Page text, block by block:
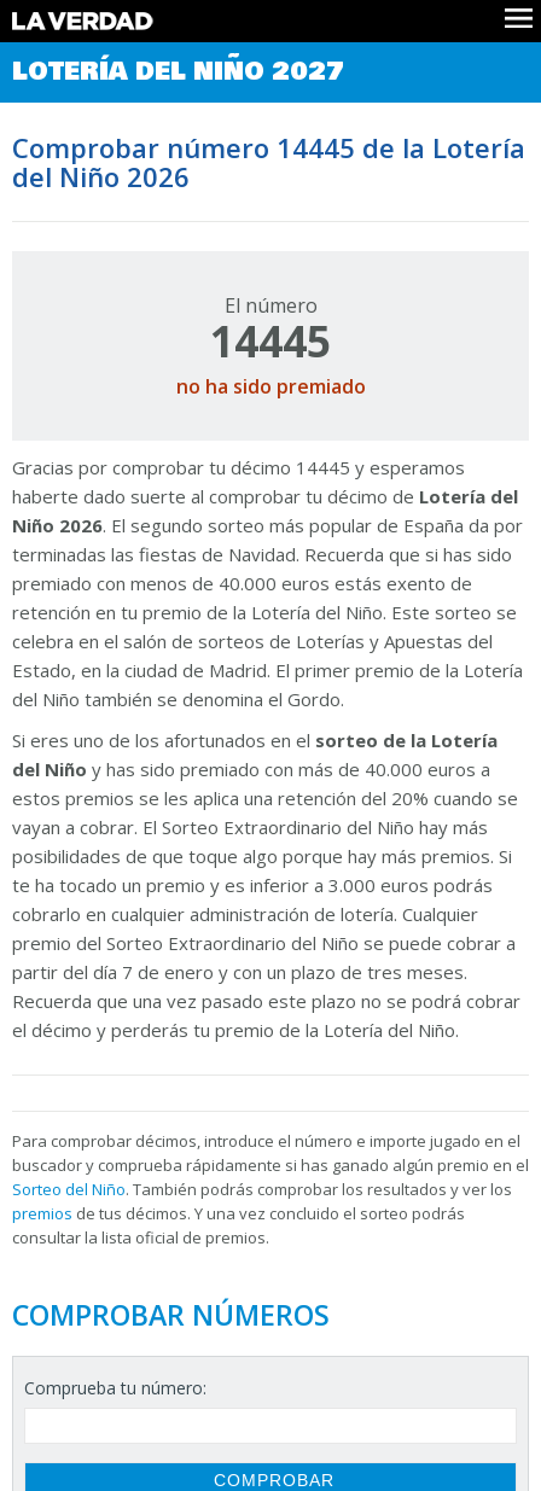
Comprobar Loteria del Niño
Premios
Noticias
Datos
Historia
LOTERÍA DEL NIÑO 2027
Comprobar número 14445 de la Lotería
del Niño 2026
El número
14445
no ha sido premiado
Gracias por comprobar tu décimo 14445 y esperamos
haberte dado suerte al comprobar tu décimo de Lotería del
Niño 2026. El segundo sorteo más popular de España da por
terminadas las fiestas de Navidad. Recuerda que si has sido
premiado con menos de 40.000 euros estás exento de
retención en tu premio de la Lotería del Niño. Este sorteo se
celebra en el salón de sorteos de Loterías y Apuestas del
Estado, en la ciudad de Madrid. El primer premio de la Lotería
del Niño también se denomina el Gordo.
Si eres uno de los afortunados en el sorteo de la Lotería
del Niño y has sido premiado con más de 40.000 euros a
estos premios se les aplica una retención del 20% cuando se
vayan a cobrar. El Sorteo Extraordinario del Niño hay más
posibilidades de que toque algo porque hay más premios. Si
te ha tocado un premio y es inferior a 3.000 euros podrás
cobrarlo en cualquier administración de lotería. Cualquier
premio del Sorteo Extraordinario del Niño se puede cobrar a
partir del día 7 de enero y con un plazo de tres meses.
Recuerda que una vez pasado este plazo no se podrá cobrar
el décimo y perderás tu premio de la Lotería del Niño.
Para comprobar décimos, introduce el número e importe jugado en el
buscador y comprueba rápidamente si has ganado algún premio en el
Sorteo del Niño. También podrás comprobar los resultados y ver los
premios de tus décimos. Y una vez concluido el sorteo podrás
consultar la lista oficial de premios.
COMPROBAR NÚMEROS
Comprueba tu número: